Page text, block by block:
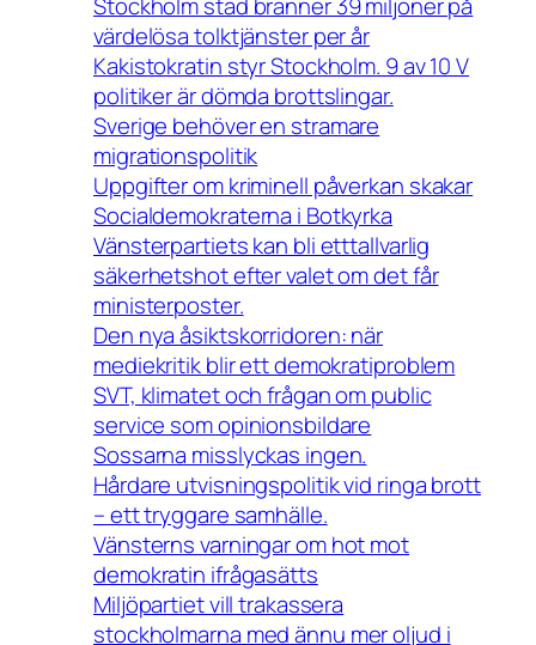
Stockholm stad bränner 39 miljoner på
värdelösa tolktjänster per år
Kakistokratin styr Stockholm. 9 av 10 V
politiker är dömda brottslingar.
Sverige behöver en stramare
migrationspolitik
Uppgifter om kriminell påverkan skakar
Socialdemokraterna i Botkyrka
Vänsterpartiets kan bli etttallvarlig
säkerhetshot efter valet om det får
ministerposter.
Den nya åsiktskorridoren: när
mediekritik blir ett demokratiproblem
SVT, klimatet och frågan om public
service som opinionsbildare
Sossarna misslyckas ingen.
Hårdare utvisningspolitik vid ringa brott
– ett tryggare samhälle.
Vänsterns varningar om hot mot
demokratin ifrågasätts
Miljöpartiet vill trakassera
stockholmarna med ännu mer oljud i